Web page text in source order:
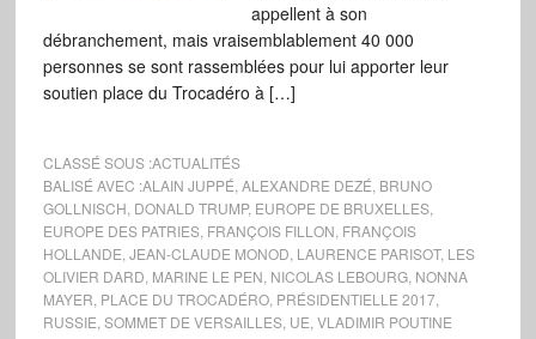
appellent à son
débranchement, mais vraisemblablement 40 000
personnes se sont rassemblées pour lui apporter leur
soutien place du Trocadéro à […]
CLASSÉ SOUS :ACTUALITÉS
BALISÉ AVEC :ALAIN JUPPÉ ALEXANDRE DEZÉ BRUNO
GOLLNISCH DONALD TRUMP, EUROPE DE BRUXELLES,
EUROPE DES PATRIES, FRANÇOIS FILLON FRANÇOIS
HOLLANDE JEAN-CLAUDE MONOD LAURENCE PARISOT, LES
OLIVIER DARD MARINE LE PEN NICOLAS LEBOURG, NONNA
MAYER PLACE DU TROCADÉRO, PRÉSIDENTIELLE 2017,
RUSSIE SOMMET DE VERSAILLES, UE VLADIMIR POUTINE